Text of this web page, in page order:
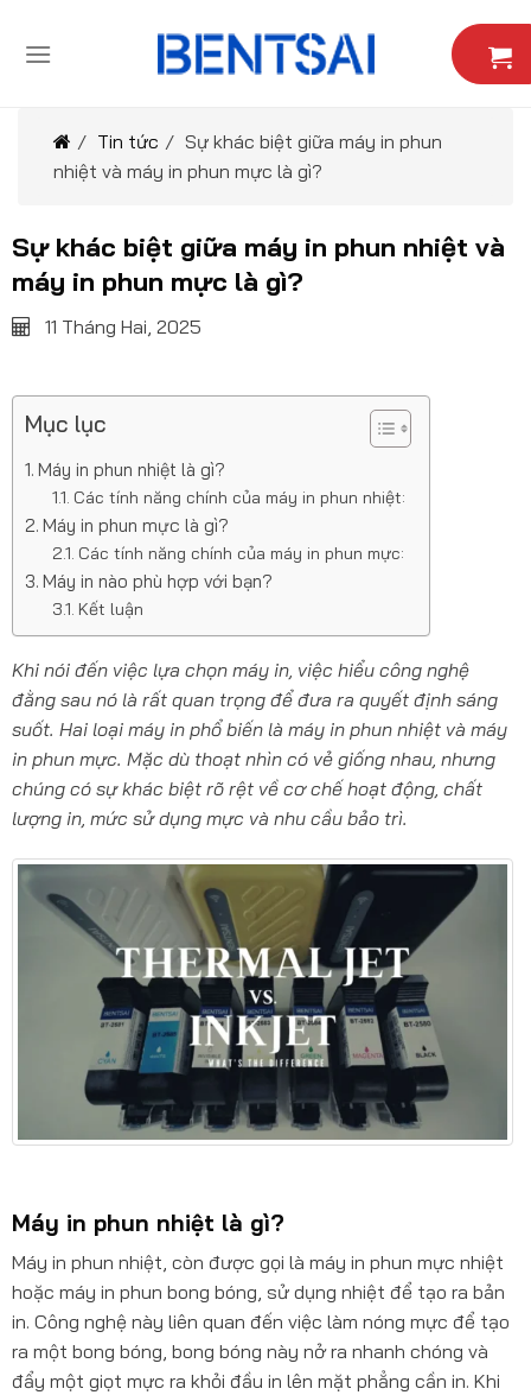
/ Tin tức / Sự khác biệt giữa máy in phun
nhiệt và máy in phun mực là gì?
Sự khác biệt giữa máy in phun nhiệt và
máy in phun mực là gì?
11 Tháng Hai, 2025
Mục lục
Máy in phun nhiệt là gì?
Các tính năng chính của máy in phun nhiệt:
Máy in phun mực là gì?
Các tính năng chính của máy in phun mực:
Máy in nào phù hợp với bạn?
Kết luận
Khi nói đến việc lựa chọn máy in, việc hiểu công nghệ
đằng sau nó là rất quan trọng để đưa ra quyết định sáng
suốt. Hai loại máy in phổ biến là máy in phun nhiệt và máy
in phun mực. Mặc dù thoạt nhìn có vẻ giống nhau, nhưng
chúng có sự khác biệt rõ rệt về cơ chế hoạt động, chất
lượng in, mức sử dụng mực và nhu cầu bảo trì.
Máy in phun nhiệt là gì?
Máy in phun nhiệt, còn được gọi là máy in phun mực nhiệt
hoặc máy in phun bong bóng, sử dụng nhiệt để tạo ra bản
in. Công nghệ này liên quan đến việc làm nóng mực để tạo
ra một bong bóng, bong bóng này nở ra nhanh chóng và
đẩy một giọt mực ra khỏi đầu in lên mặt phẳng cần in. Khi